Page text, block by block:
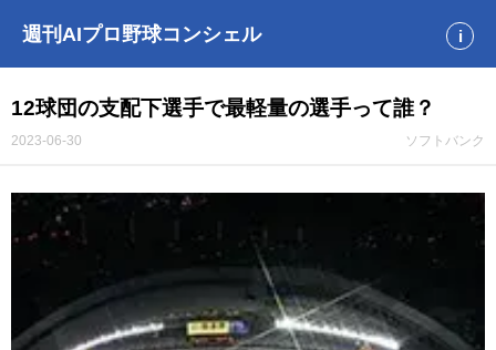
週刊AIプロ野球コンシェル i
12球団の支配下選手で最軽量の選手って誰？
2023-06-30 ソフトバンク